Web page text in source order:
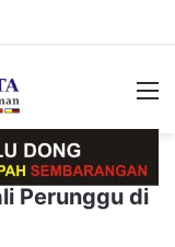
Perunggu di